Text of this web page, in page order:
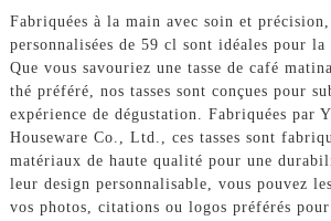
Fabriquées à la main avec soin et précision,
personnalisées de 59 cl sont idéales pour
Que vous savouriez une tasse de café
thé préféré, nos tasses sont conçues pour
expérience de dégustation. Fabriquées par
Houseware Co., Ltd., ces tasses sont
matériaux de haute qualité pour une
leur design personnalisable, vous pouvez
vos photos, citations ou logos préférés